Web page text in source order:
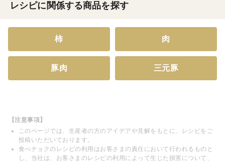
レシピに関係する商品を探す
柿 肉
豚肉 三元豚
【注意事項】
このページでは、生産者の方のアイデアや見解をもとに、レシピをご
投稿いただいております。
食べチョクのレシピの利用はお客さまの責任において行われるものと
し、当社は、お客さまのレシピの利用によって生じた損害について、